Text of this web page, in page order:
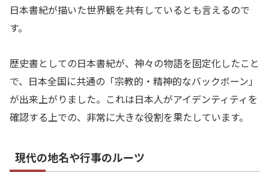
日本書紀が描いた世界観を共有しているとも言えるので
す。
歴史書としての日本書紀が、神々の物語を固定化したこと
で、日本全国に共通の「宗教的・精神的なバックボーン」
が出来上がりました。これは日本人がアイデンティティを
確認する上での、非常に大きな役割を果たしています。
現代の地名や行事のルーツ